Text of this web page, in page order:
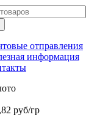
отправления
информация
руб/гр